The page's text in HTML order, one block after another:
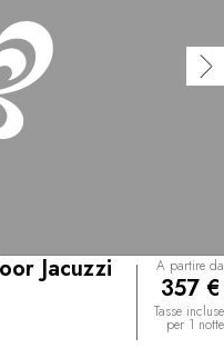
Jacuzzi A partire da
357 €
Tasse incluse
per 1 notte